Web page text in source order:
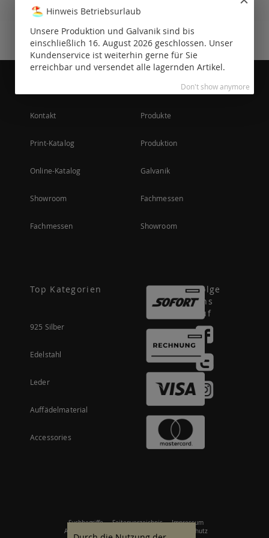
Hohe Qualität
Kontakt
Print-Katalog
Online-Katalog
Showroom
Fachmessen
Produkte
Produktion
Galvanik
Fachmessen
Showroom
Top Kategorien
925 Silber
Edelstahl
Leder
Auffädelmaterial
Accessories
Folge
uns
auf
Suchbegriffe Seitenverzeichnis
Impressum
Allgemeine Geschäftsbedingungen
Datenschutz
Hinweis Betriebsurlaub
Unsere Produktion und Galvanik sind bis
einschließlich 16. August 2026 geschlossen. Unser
Kundenservice ist weiterhin gerne für Sie
erreichbar und versendet alle lagernden Artikel.
Don't show anymore